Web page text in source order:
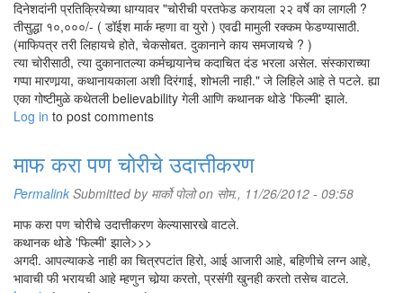
दिनेशदांनी प्रतिक्रियेच्या धाग्यावर "चोरीची परतफेड करायला २२ वर्षे का लागली ?
तीसुद्धा १०,०००/- ( डॉईश मार्क म्हणा वा युरो ) एवढी मामुली रक्कम फेडण्यासाठी.
(माफिपत्र तरी लिहायचे होते, चेकसोबत. दुकानाने काय समजायचे ? )
त्या चोरीसाठी, त्या दुकानातल्या कर्मचार्‍यानेच कदाचित दंड भरला असेल. संस्काराच्या
गप्पा मारणार्‍या, कथानायकाला अशी दिरंगाई, शोभली नाही." जे लिहिले आहे ते पटले. ह्या
एका गोष्टीमुळे कथेतली believability गेली आणि कथानक थोडे 'फिल्मी' झाले.
Log in to post comments
माफ करा पण चोरीचे उदात्तीकरण
Permalink Submitted by मार्को पोलोon सोम., 11/26/2012 - 09:58
माफ करा पण चोरीचे उदात्तीकरण केल्यासारखे वाटले.
कथानक थोडे 'फिल्मी' झाले>>>
अगदी. आपल्याकडे नाही का चित्रपटांत हिरो, आई आजारी आहे, बहिणीचे लग्न आहे,
भावाची फी भरायची आहे म्हणुन चोर्‍या करतो, प्रसंगी खुनही करतो तसेच वाटले.